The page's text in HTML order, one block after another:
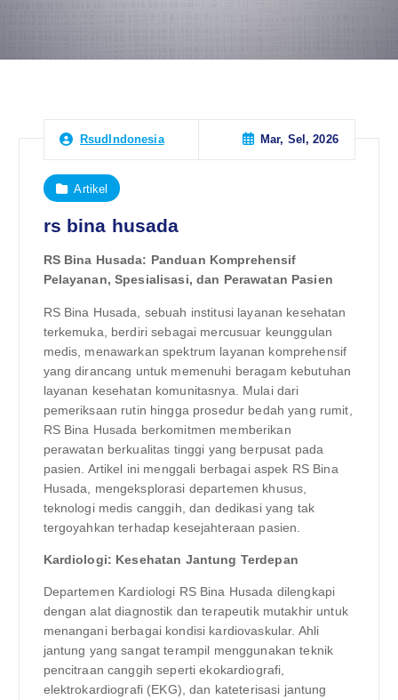
RsudIndonesia Mar, Sel, 2026
Artikel
rs bina husada
RS Bina Husada: Panduan Komprehensif
Pelayanan, Spesialisasi, dan Perawatan Pasien
RS Bina Husada, sebuah institusi layanan kesehatan
terkemuka, berdiri sebagai mercusuar keunggulan
medis, menawarkan spektrum layanan komprehensif
yang dirancang untuk memenuhi beragam kebutuhan
layanan kesehatan komunitasnya. Mulai dari
pemeriksaan rutin hingga prosedur bedah yang rumit,
RS Bina Husada berkomitmen memberikan
perawatan berkualitas tinggi yang berpusat pada
pasien. Artikel ini menggali berbagai aspek RS Bina
Husada, mengeksplorasi departemen khusus,
teknologi medis canggih, dan dedikasi yang tak
tergoyahkan terhadap kesejahteraan pasien.
Kardiologi: Kesehatan Jantung Terdepan
Departemen Kardiologi RS Bina Husada dilengkapi
dengan alat diagnostik dan terapeutik mutakhir untuk
menangani berbagai kondisi kardiovaskular. Ahli
jantung yang sangat terampil menggunakan teknik
pencitraan canggih seperti ekokardiografi,
elektrokardiografi (EKG), dan kateterisasi jantung